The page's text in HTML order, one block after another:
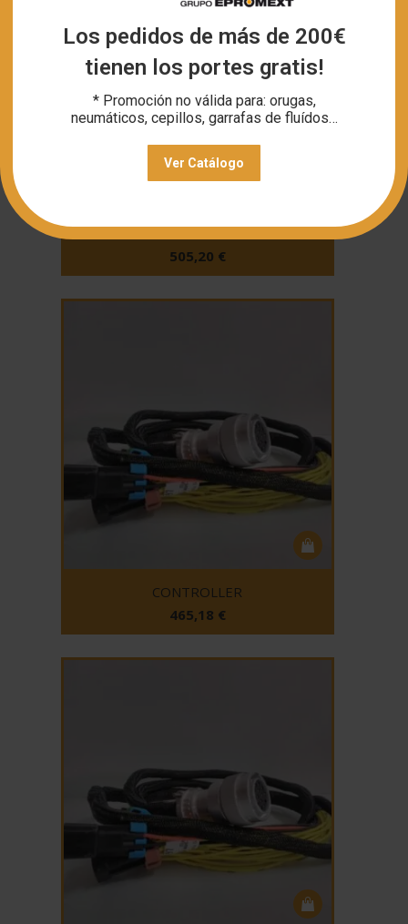
Kit PF4 Previous MPs
505,20 €
CONTROLLER
465,18 €
Los pedidos de más de 200€
tienen los portes gratis!
* Promoción no válida para: orugas,
neumáticos, cepillos, garrafas de fluídos…
Ver Catálogo